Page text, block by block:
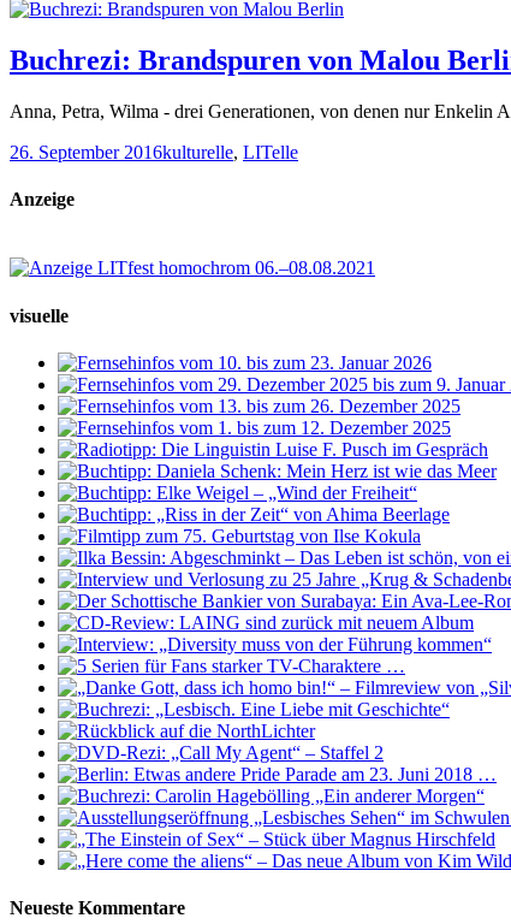
Buchrezi: Brandspuren von Malou
Anna, Petra, Wilma - drei Generationen, von denen nur Enkelin
26. September 2016kulturelle, LITelle
Anzeige
visuelle
Neueste Kommentare